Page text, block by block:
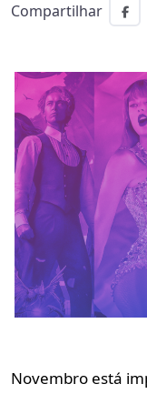
Compartilhar
Novembro está